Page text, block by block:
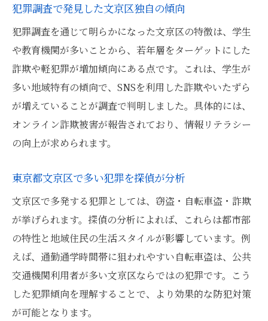
犯罪調査で発見した文京区独自の傾向
犯罪調査を通じて明らかになった文京区の特徴は、学生
や教育機関が多いことから、若年層をターゲットにした
詐欺や軽犯罪が増加傾向にある点です。これは、学生が
多い地域特有の傾向で、SNSを利用した詐欺やいたずら
が増えていることが調査で判明しました。具体的には、
オンライン詐欺被害が報告されており、情報リテラシー
の向上が求められます。
東京都文京区で多い犯罪を探偵が分析
文京区で多発する犯罪としては、窃盗・自転車盗・詐欺
が挙げられます。探偵の分析によれば、これらは都市部
の特性と地域住民の生活スタイルが影響しています。例
えば、通勤通学時間帯に狙われやすい自転車盗は、公共
交通機関利用者が多い文京区ならではの犯罪です。こう
した犯罪傾向を理解することで、より効果的な防犯対策
が可能となります。